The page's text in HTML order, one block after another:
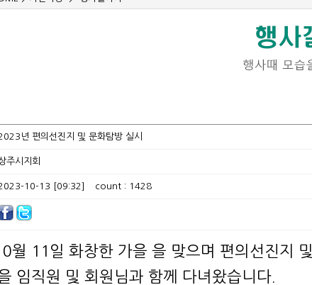
년 편의선진지 및 문화탐방 실시
주시지회
10-13 [09:32] count : 1428
월 11일 화창한 가을 을 맞으며 편의선진지 및
임직원 및 회원님과 함께 다녀왔습니다.